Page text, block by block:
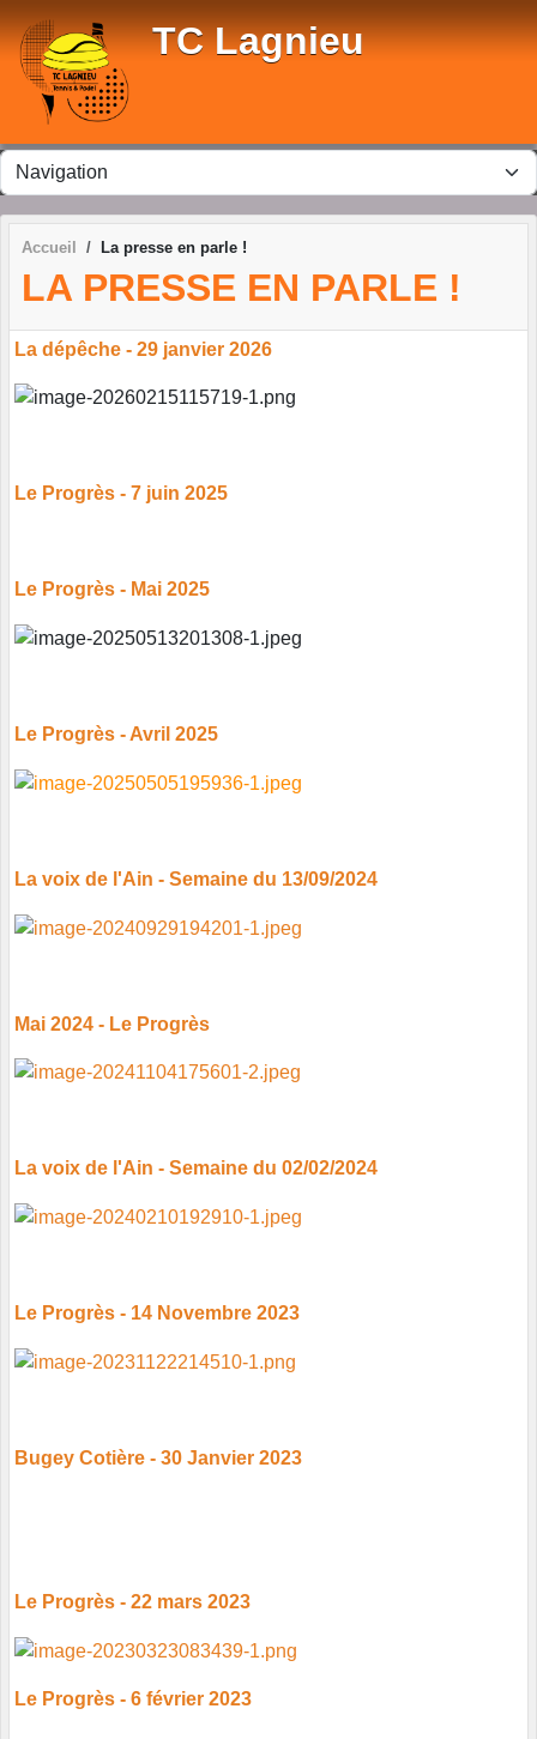
TC Lagnieu
Accueil La presse en parle !
LA PRESSE EN PARLE !
La dépêche - 29 janvier 2026
Le Progrès - 7 juin 2025
Le Progrès - Mai 2025
Le Progrès - Avril 2025
La voix de l'Ain - Semaine du 13/09/2024
Mai 2024 - Le Progrès
La voix de l'Ain - Semaine du 02/02/2024
Le Progrès - 14 Novembre 2023
Bugey Cotière - 30 Janvier 2023
Le Progrès - 22 mars 2023
Le Progrès - 6 février 2023